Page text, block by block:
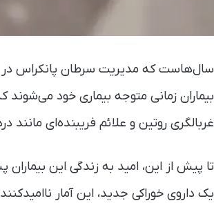
بیماران زمانی متوجه بیماری خود می‌شوند
غربالگری روتین و علائم فریبنده‌ای
یک داروی خوراکی جدید، این آمار